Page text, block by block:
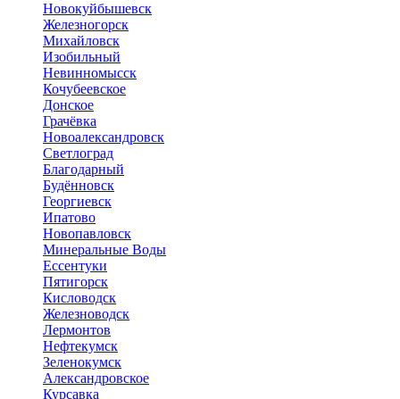
Новокуйбышевск
Железногорск
Михайловск
Изобильный
Невинномысск
Кочубеевское
Донское
Грачёвка
Новоалександровск
Светлоград
Благодарный
Будённовск
Георгиевск
Ипатово
Новопавловск
Минеральные Воды
Ессентуки
Пятигорск
Кисловодск
Железноводск
Лермонтов
Нефтекумск
Зеленокумск
Александровское
Курсавка